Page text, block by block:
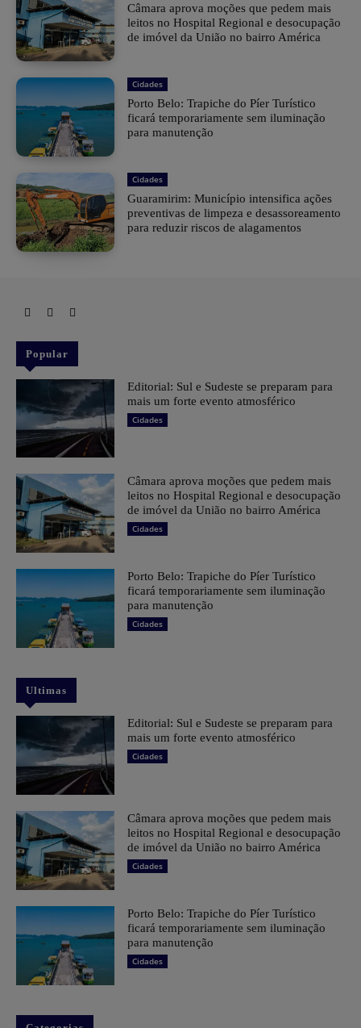
Câmara aprova moções que pedem mais
leitos no Hospital Regional e desocupação
de imóvel da União no bairro América
Cidades
Porto Belo: Trapiche do Píer Turístico
ficará temporariamente sem iluminação
para manutenção
Cidades
Guaramirim: Município intensifica ações
preventivas de limpeza e desassoreamento
para reduzir riscos de alagamentos
Popular
Editorial: Sul e Sudeste se preparam para
mais um forte evento atmosférico
Cidades
Câmara aprova moções que pedem mais
leitos no Hospital Regional e desocupação
de imóvel da União no bairro América
Cidades
Porto Belo: Trapiche do Píer Turístico
ficará temporariamente sem iluminação
para manutenção
Cidades
Ultimas
Editorial: Sul e Sudeste se preparam para
mais um forte evento atmosférico
Cidades
Câmara aprova moções que pedem mais
leitos no Hospital Regional e desocupação
de imóvel da União no bairro América
Cidades
Porto Belo: Trapiche do Píer Turístico
ficará temporariamente sem iluminação
para manutenção
Cidades